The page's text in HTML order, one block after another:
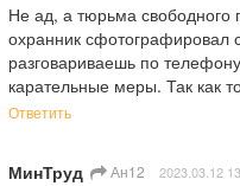
Не ад, а тюрьма свободного
охранник
разговариваешь по
карательные меры. Так как
Ответить
МинТруд Ан12 2023.03.12